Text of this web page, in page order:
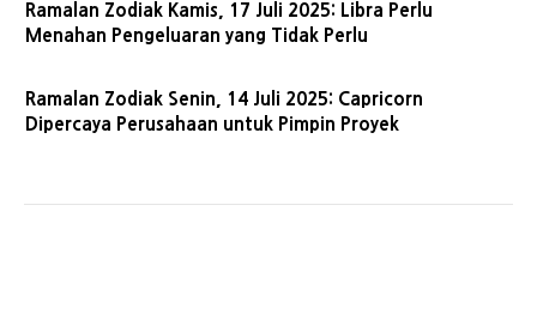
Ramalan Zodiak Kamis, 17 Juli 2025: Libra Perlu
Menahan Pengeluaran yang Tidak Perlu
Ramalan Zodiak Senin, 14 Juli 2025: Capricorn
Dipercaya Perusahaan untuk Pimpin Proyek